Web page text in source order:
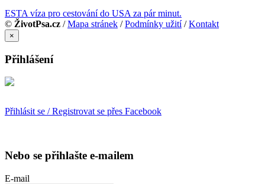
ESTA víza pro cestování do USA za pár minut.
© ŽivotPsa.cz /Mapa stránek /Podmínky užití/Kontakt
×
Přihlášení
Přihlásit se / Registrovat se přes Facebook
Nebo se přihlašte e-mailem
E-mail